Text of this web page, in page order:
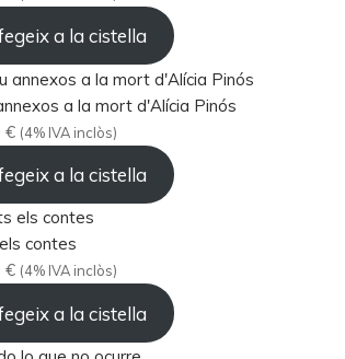
a la cistella
a la mort d'Alícia Pinós
€ (4% IVA inclòs)
a la cistella
contes
€ (4% IVA inclòs)
a la cistella